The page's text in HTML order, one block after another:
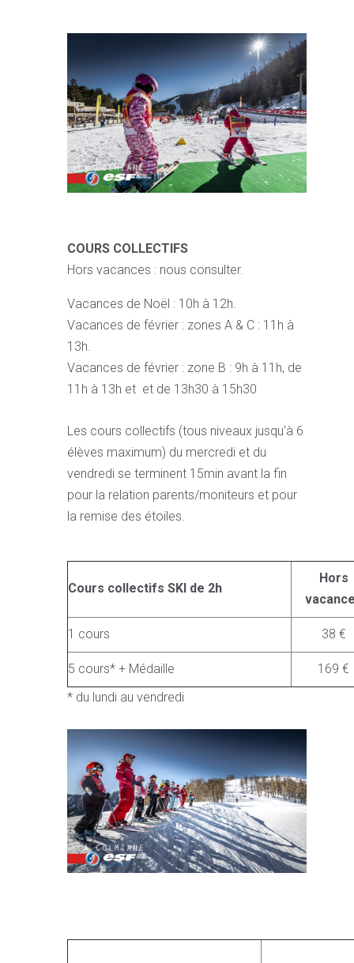
COURS COLLECTIFS
Hors vacances : nous consulter.
Vacances de Noël : 10h à 12h.
Vacances de février : zones A & C : 11h à
13h.
Vacances de février : zone B : 9h à 11h, de
11h à 13h et et de 13h30 à 15h30
Les cours collectifs (tous niveaux jusqu'à 6
élèves maximum) du mercredi et du
vendredi se terminent 15min avant la fin
pour la relation parents/moniteurs et pour
la remise des étoiles.
Cours collectifs SKI de 2h
Hors
1 cours 38 €
5 cours* + Médaille
169 €
* du lundi au vendredi